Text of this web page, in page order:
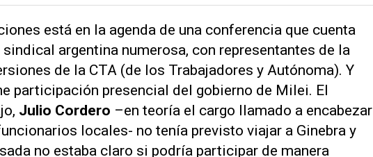
está en la agenda de una conferencia que cuenta
argentina numerosa, con representantes de la
de la CTA (de los Trabajadores y Autónoma). Y
participación presencial del gobierno de Milei. El
Julio Cordero –en teoría el cargo llamado a encabezar
locales- no tenía previsto viajar a Ginebra y
no estaba claro si podría participar de manera